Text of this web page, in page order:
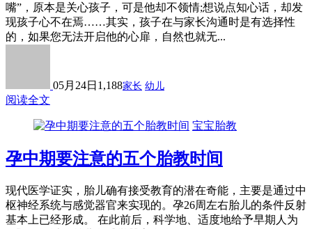
嘴”，原本是关心孩子，可是他却不领情;想说点知心话，却发
现孩子心不在焉……其实，孩子在与家长沟通时是有选择性
的，如果您无法开启他的心扉，自然也就无...
05月24日 1,188家长 幼儿
阅读全文
宝宝胎教
孕中期要注意的五个胎教时间
现代医学证实，胎儿确有接受教育的潜在奇能，主要是通过中
枢神经系统与感觉器官来实现的。孕26周左右胎儿的条件反射
基本上已经形成。 在此前后，科学地、适度地给予早期人为